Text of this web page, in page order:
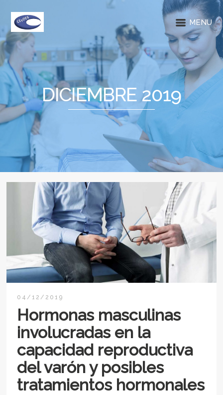
MENU
DICIEMBRE 2019
04/12/2019
Hormonas masculinas
involucradas en la
capacidad reproductiva
del varón y posibles
tratamientos hormonales